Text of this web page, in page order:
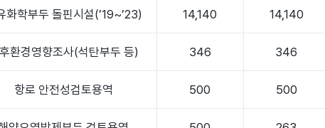
화학부두 돌핀시설(’19~’23) 14,140 14,140
환경영향조사(석탄부두 등) 346 346
항로 안전성검토용역 500 500